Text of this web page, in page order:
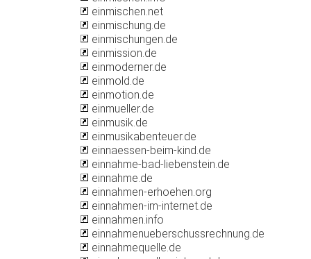
einmischen.net
einmischung.de
einmischungen.de
einmission.de
einmoderner.de
einmold.de
einmotion.de
einmueller.de
einmusik.de
einmusikabenteuer.de
einnaessen-beim-kind.de
einnahme-bad-liebenstein.de
einnahme.de
einnahmen-erhoehen.org
einnahmen-im-internet.de
einnahmen.info
einnahmenueberschussrechnung.de
einnahmequelle.de